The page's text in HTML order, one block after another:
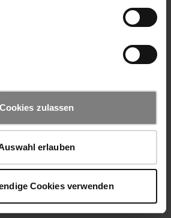
Cookies zulassen
erlauben
Cookies verwenden